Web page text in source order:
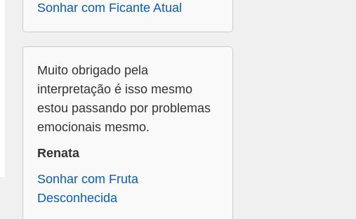
Sonhar com Ficante Atual
Muito obrigado pela
interpretação é isso mesmo
estou passando por problemas
emocionais mesmo.
Renata
Sonhar com Fruta
Desconhecida